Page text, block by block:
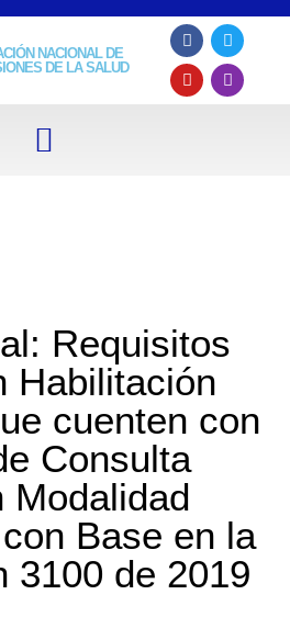
NACIONAL DE
DE LA SALUD
Requisitos
Habilitación
cuenten con
Consulta
Modalidad
Base en la
3100 de 2019